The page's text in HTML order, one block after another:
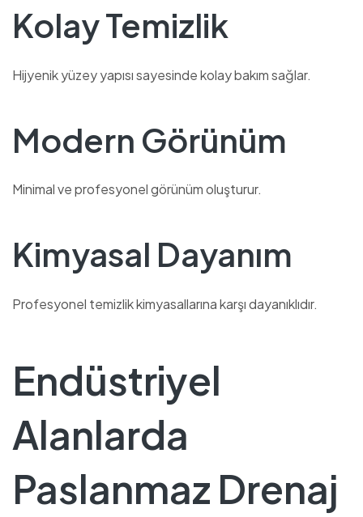
Kolay Temizlik
Hijyenik yüzey yapısı sayesinde kolay bakım sağlar.
Modern Görünüm
Minimal ve profesyonel görünüm oluşturur.
Kimyasal Dayanım
Profesyonel temizlik kimyasallarına karşı dayanıklıdır.
Endüstriyel
Alanlarda
Paslanmaz Drenaj